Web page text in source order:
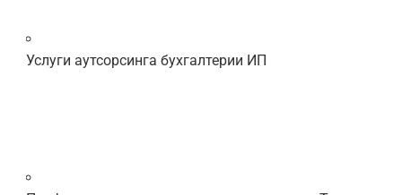
Услуги аутсорсинга бухгалтерии ИП